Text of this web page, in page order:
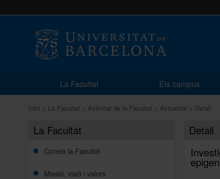
La Facultat Els campus
Inici La Facultat Activitat de la Facultat Actualitat Detall
La Facultat
Coneix la Facultat
Missió, visió i valors
Detall